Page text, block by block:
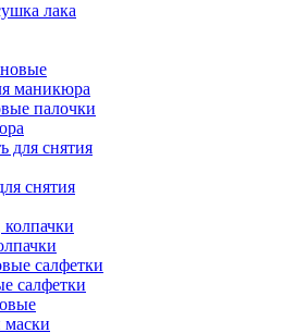
лака
палочки
снятия
салфетки